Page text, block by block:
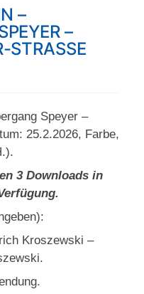
–
–
Speyer –
25.2.2026, Farbe,
3 Downloads in
Kroszewski –